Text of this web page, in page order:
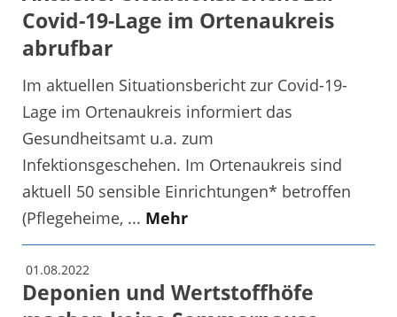
Covid-19-Lage im Ortenaukreis
abrufbar
Im aktuellen Situationsbericht zur Covid-19-
Lage im Ortenaukreis informiert das
Gesundheitsamt u.a. zum
Infektionsgeschehen. Im Ortenaukreis sind
aktuell 50 sensible Einrichtungen* betroffen
(Pflegeheime, ... Mehr
01.08.2022
Deponien und Wertstoffhöfe